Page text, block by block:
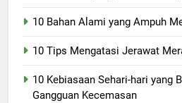
10 Bahan Alami yang Ampuh
10 Tips Mengatasi Jerawat
10 Kebiasaan Sehari-hari yang
Gangguan Kecemasan